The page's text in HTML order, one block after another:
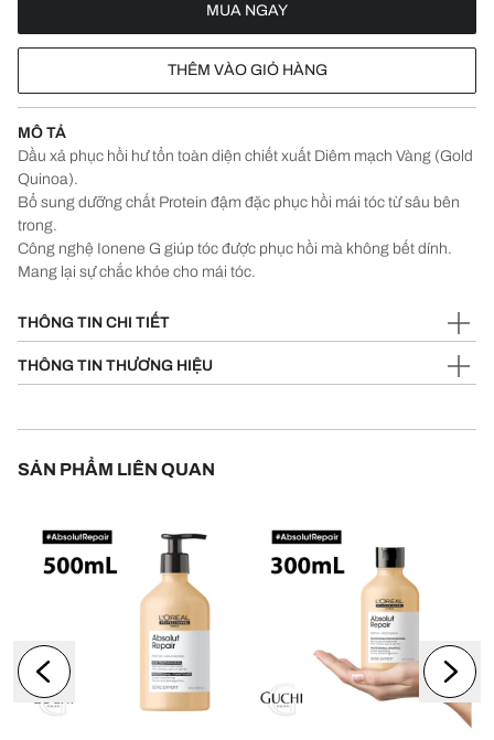
MUA NGAY
THÊM VÀO GIỎ HÀNG
MÔ TẢ
Dầu xả phục hồi hư tổn toàn diện chiết xuất Diêm mạch Vàng (Gold
Quinoa).
Bổ sung dưỡng chất Protein đậm đặc phục hồi mái tóc từ sâu bên
trong.
Công nghệ Ionene G giúp tóc được phục hồi mà không bết dính.
Mang lại sự chắc khỏe cho mái tóc.
THÔNG TIN CHI TIẾT
THÔNG TIN THƯƠNG HIỆU
SẢN PHẨM LIÊN QUAN